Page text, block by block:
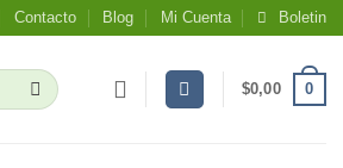
Contacto Blog Mi Cuenta Boletin
$0,00 0